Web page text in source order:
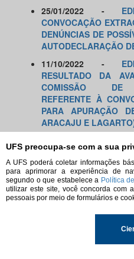
UFS preocupa-se com a sua
A UFS poderá coletar informações
para aprimorar a experiência de
segundo o que estabelece a Política
utilizar este site, você concorda com
pessoais por meio de formulários e
25/01/2022 -
CONVOCAÇÃO
DENÚNCIAS DE
AUTODECLARAÇÃO
11/10/2022 -
RESULTADO DA
COMISSÃO DE
REFERENTE À
PARA APURAÇÃO
ARACAJU E
40/2022/PROGRAD:
DA BANCA
DENÚNCIAS NA
29/09/2022 -
APURAÇÃO DE